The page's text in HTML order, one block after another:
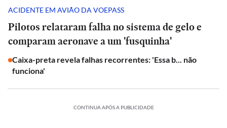
ACIDENTE EM AVIÃO DA VOEPASS
Pilotos relataram falha no sistema de gelo e
comparam aeronave a um 'fusquinha'
Caixa-preta revela falhas recorrentes: 'Essa b... não
funciona'
CONTINUA APÓS A PUBLICIDADE